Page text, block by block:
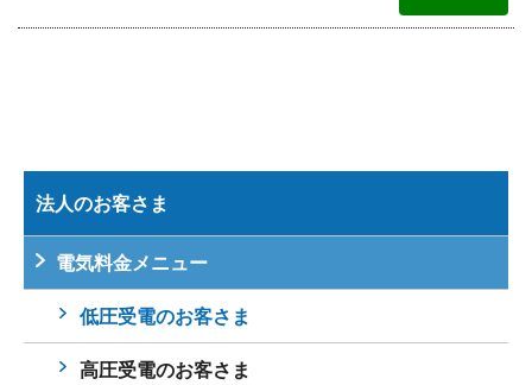
法人のお客さま
電気料金メニュー
低圧受電のお客さま
高圧受電のお客さま